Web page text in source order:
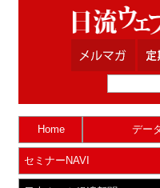
Home デー
セミナーNAVI